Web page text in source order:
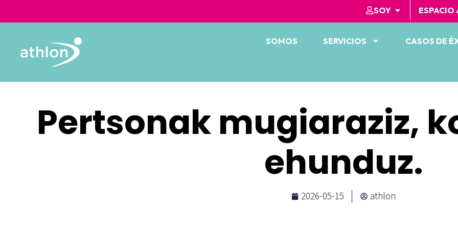
SOY ESPACIO
SOMOS SERVICIOS CASOS DE
Pertsonak mugiaraziz,
ehunduz.
2026-05-15 athlon